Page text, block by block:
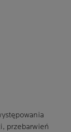
przebarwień